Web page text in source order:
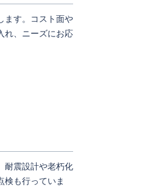
ます。コスト面や
れ、ニーズにお応
耐震設計や老朽化
も行っていま